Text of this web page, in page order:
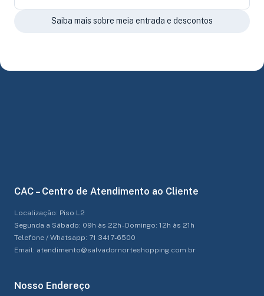
Saiba mais sobre meia entrada e descontos
CAC – Centro de Atendimento ao Cliente
Localização: Piso L2
Segunda a Sábado: 09h às 22h - Domingo: 12h às 21h
Telefone / Whatsapp: 71 3417-6500
Email: atendimento@salvadornorteshopping.com.br
Nosso Endereço